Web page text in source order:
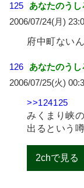
125
あなたのうし
2006/07/24(月)
府中町ない
126
あなたのうし
2006/07/25(火)
>>124125
みくまり峡
出るという
2chで見る